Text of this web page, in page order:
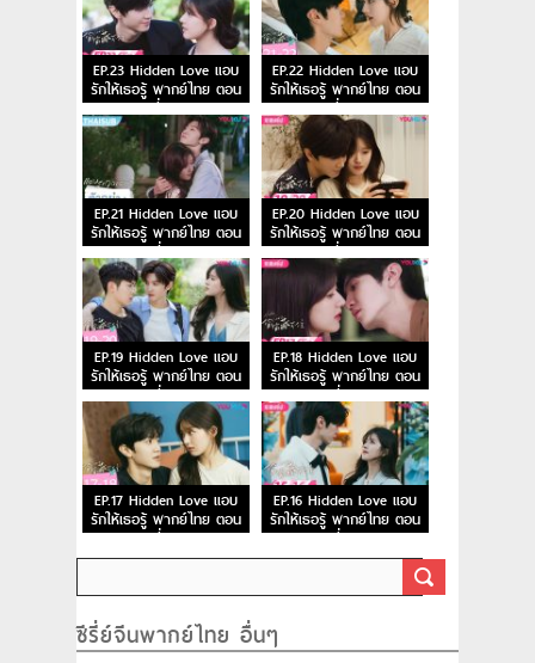
EP.23 Hidden Love แอบ
รักให้เธอรู้ พากย์ไทย ตอน
ที่ 23
EP.22 Hidden Love แอบ
รักให้เธอรู้ พากย์ไทย ตอน
ที่ 22
EP.21 Hidden Love แอบ
รักให้เธอรู้ พากย์ไทย ตอน
ที่ 21
EP.20 Hidden Love แอบ
รักให้เธอรู้ พากย์ไทย ตอน
ที่ 20
EP.19 Hidden Love แอบ
รักให้เธอรู้ พากย์ไทย ตอน
ที่ 19
EP.18 Hidden Love แอบ
รักให้เธอรู้ พากย์ไทย ตอน
ที่ 18
EP.17 Hidden Love แอบ
รักให้เธอรู้ พากย์ไทย ตอน
ที่ 17
EP.16 Hidden Love แอบ
รักให้เธอรู้ พากย์ไทย ตอน
ที่ 16
ซีรี่ย์จีนพากย์ไทย อื่นๆ